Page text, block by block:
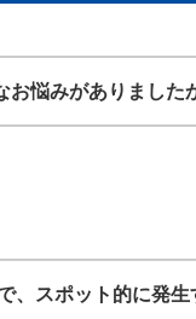
お悩みがありました
、スポット的に発